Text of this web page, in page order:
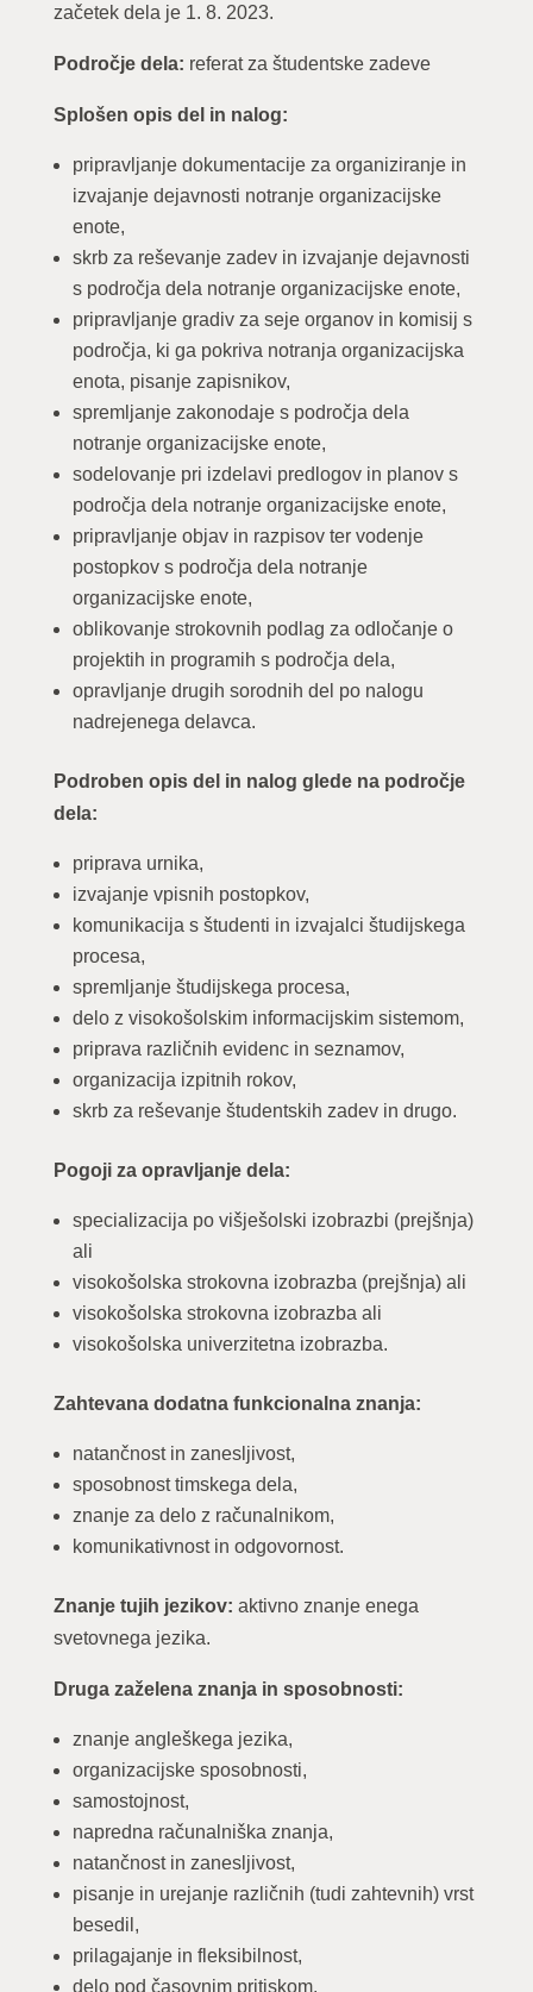
začetek dela je 1. 8. 2023.
Področje dela: referat za študentske zadeve
Splošen opis del in nalog:
pripravljanje dokumentacije za organiziranje in
izvajanje dejavnosti notranje organizacijske
enote,
skrb za reševanje zadev in izvajanje dejavnosti
s področja dela notranje organizacijske enote,
pripravljanje gradiv za seje organov in komisij s
področja, ki ga pokriva notranja organizacijska
enota, pisanje zapisnikov,
spremljanje zakonodaje s področja dela
notranje organizacijske enote,
sodelovanje pri izdelavi predlogov in planov s
področja dela notranje organizacijske enote,
pripravljanje objav in razpisov ter vodenje
postopkov s področja dela notranje
organizacijske enote,
oblikovanje strokovnih podlag za odločanje o
projektih in programih s področja dela,
opravljanje drugih sorodnih del po nalogu
nadrejenega delavca.
Podroben opis del in nalog glede na področje
dela:
priprava urnika,
izvajanje vpisnih postopkov,
komunikacija s študenti in izvajalci študijskega
procesa,
spremljanje študijskega procesa,
delo z visokošolskim informacijskim sistemom,
priprava različnih evidenc in seznamov,
organizacija izpitnih rokov,
skrb za reševanje študentskih zadev in drugo.
Pogoji za opravljanje dela:
specializacija po višješolski izobrazbi (prejšnja)
ali
visokošolska strokovna izobrazba (prejšnja) ali
visokošolska strokovna izobrazba ali
visokošolska univerzitetna izobrazba.
Zahtevana dodatna funkcionalna znanja:
natančnost in zanesljivost,
sposobnost timskega dela,
znanje za delo z računalnikom,
komunikativnost in odgovornost.
Znanje tujih jezikov: aktivno znanje enega
svetovnega jezika.
Druga zaželena znanja in sposobnosti:
znanje angleškega jezika,
organizacijske sposobnosti,
samostojnost,
napredna računalniška znanja,
natančnost in zanesljivost,
pisanje in urejanje različnih (tudi zahtevnih) vrst
besedil,
prilagajanje in fleksibilnost,
delo pod časovnim pritiskom.